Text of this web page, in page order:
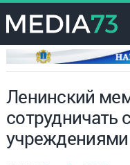
Ленинский
сотрудничать